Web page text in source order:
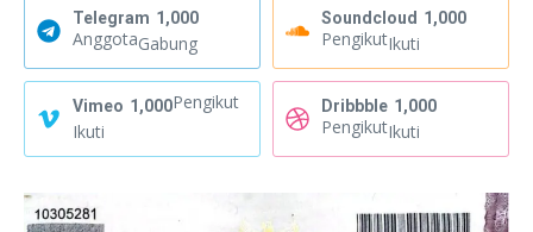
Telegram 1,000
AnggotaGabung
Soundcloud 1,000
PengikutIkuti
Vimeo 1,000Pengikut
Ikuti
Dribbble 1,000
PengikutIkuti